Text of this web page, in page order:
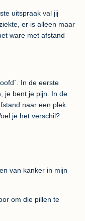
uitspraak val jij
er is alleen maar
ware met afstand
In de eerste
je bent je pijn. In de
naar een plek
je het verschil?
van kanker in mijn
om die pillen te